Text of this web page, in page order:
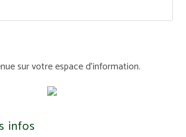
sur votre espace d'information.
infos